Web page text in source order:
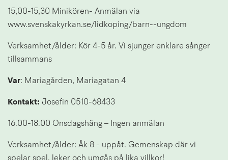
15,00-15,30 Minikören- Anmälan via
www.svenskakyrkan.se/lidkoping/barn--ungdom
Verksamhet/ålder: Kör 4-5 år. Vi sjunger enklare sånger
tillsammans
Var: Mariagården, Mariagatan 4
Kontakt: Josefin 0510-68433
16.00-18.00 Onsdagshäng – Ingen anmälan
Verksamhet/ålder: Åk 8 - uppåt. Gemenskap där vi
spelar spel, leker och umgås på lika villkor!